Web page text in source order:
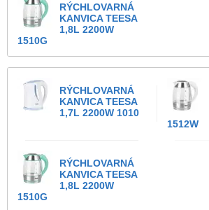
RÝCHLOVARNÁ
KANVICA TEESA
1,8L 2200W
1510G
RÝCHLOVARNÁ
KANVICA TEESA
1,7L 2200W 1010
1512W
RÝCHLOVARNÁ
KANVICA TEESA
1,8L 2200W
1510G